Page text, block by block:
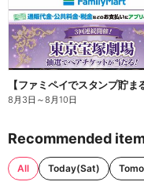
8月3日 ～8月10日
Recommended
All Today(Sat)